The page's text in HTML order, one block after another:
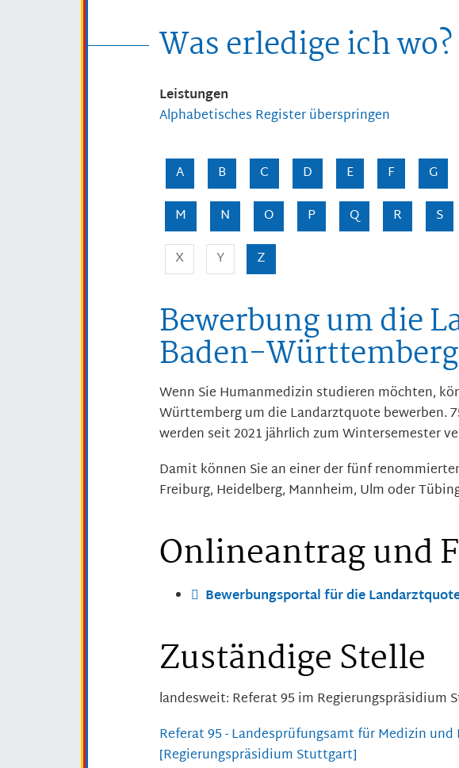
Was erledige ich wo?
Leistungen
Alphabetisches Register überspringen
A B C D E F G
M
N O P Q R S
X
Y Z
Bewerbung um die
Baden-
Wenn Sie Humanmedizin studieren möchten,
Württemberg um die Landarztquote bewerben.
werden seit 2021 jährlich zum Wintersemester
Damit können Sie an einer der fünf
Freiburg, Heidelberg, Mannheim, Ulm oder
Onlineantrag und
Bewerbungsportal für die
Zuständige Stelle
landesweit: Referat 95 im Regierungspräsidium
Referat 95 - Landesprüfungsamt für Medizin
[Regierungspräsidium Stuttgart]